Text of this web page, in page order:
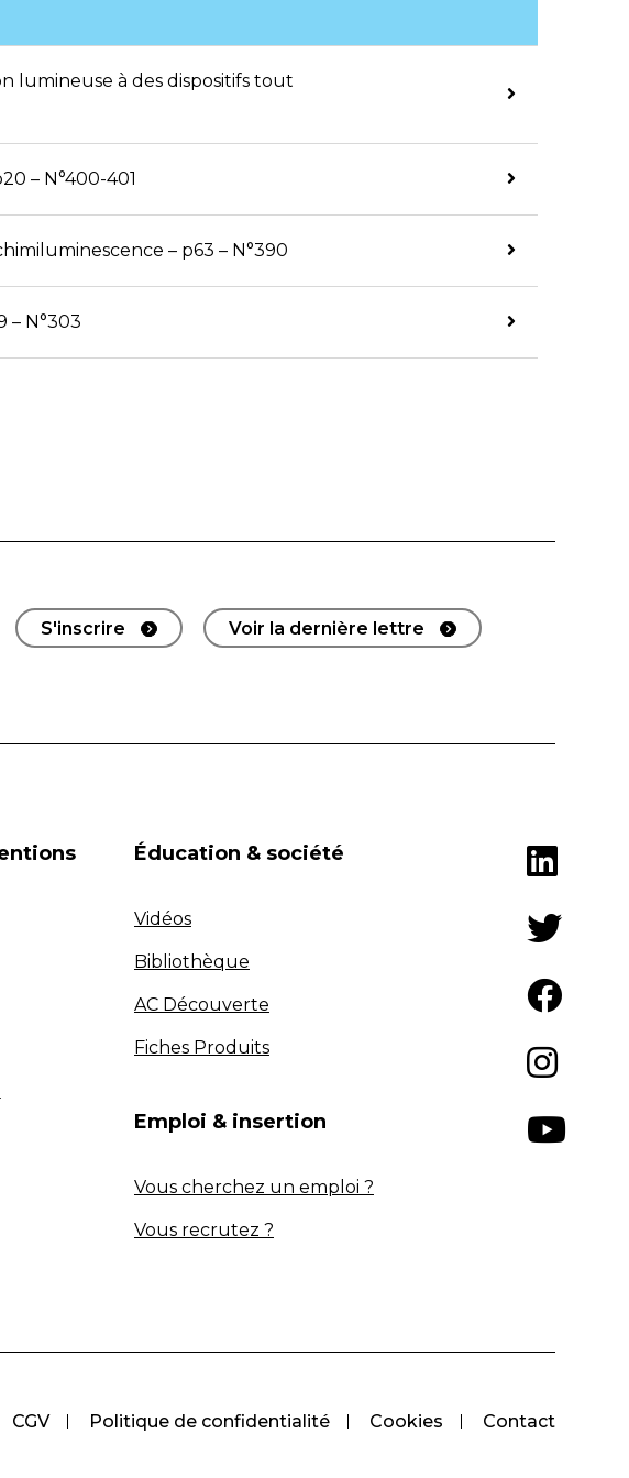
lumineuse à des dispositifs tout
– N°400-401
– p63 – N°390
– N°303
S'inscrire Voir la dernière lettre
Éducation & société
Vidéos
Bibliothèque
AC Découverte
Fiches Produits
Emploi & insertion
Vous cherchez un emploi ?
Vous recrutez ?
CGV Politique de confidentialité Cookies Contact